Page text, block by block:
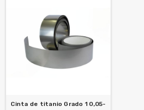
Cinta de titanio Grado 1 0,05-